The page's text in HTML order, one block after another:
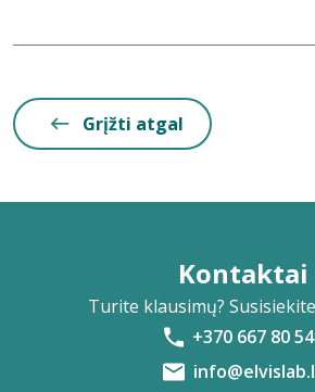
Grįžti atgal
Kontaktai
Turite klausimų?
+370 667 80